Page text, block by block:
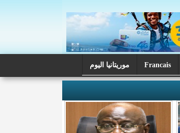
Francais موريتانيا اليوم